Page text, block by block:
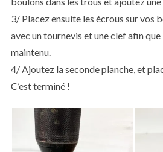
3/ Placez ensuite les écrous sur vos
avec un tournevis et une clef afin
maintenu.
4/ Ajoutez la seconde planche, et
C’est terminé !